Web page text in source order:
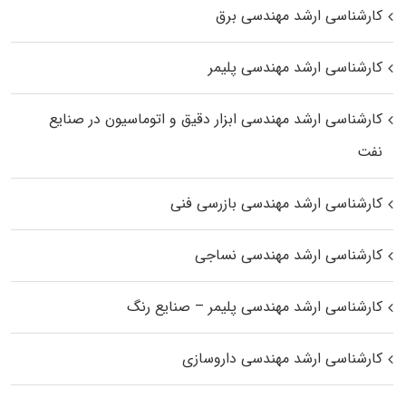
کارشناسی ارشد مهندسی برق
کارشناسی ارشد مهندسی پلیمر
کارشناسی ارشد مهندسی ابزار دقیق و اتوماسیون در صنایع
نفت
کارشناسی ارشد مهندسی بازرسی فنی
کارشناسی ارشد مهندسی نساجی
کارشناسی ارشد مهندسی پلیمر – صنایع رنگ
کارشناسی ارشد مهندسی داروسازی